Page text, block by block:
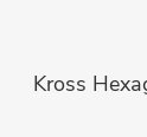
Kross